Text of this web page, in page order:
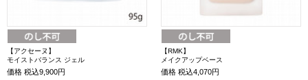
【アクセーヌ】
モイストバランス ジェル
価格 税込9,900円
【RMK】
メイクアップベース
価格 税込4,070円